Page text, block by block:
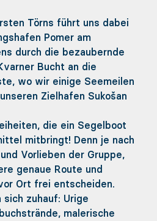
Törns führt uns dabei
Pomer am
durch die bezaubernde
Bucht an die
wo wir einige Seemeilen
Zielhafen Sukošan
die ein Segelboot
mitbringt! Denn je nach
Vorlieben der Gruppe,
genaue Route und
Ort frei entscheiden.
zuhauf: Urige
malerische